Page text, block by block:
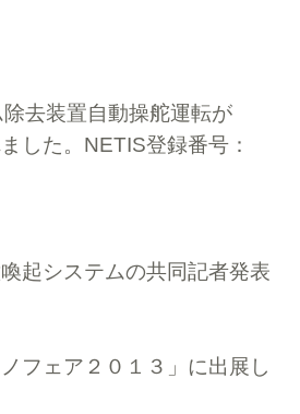
去装置自動操舵運転が
した。NETIS登録番号：
起システムの共同記者発表
フェア２０１３」に出展し